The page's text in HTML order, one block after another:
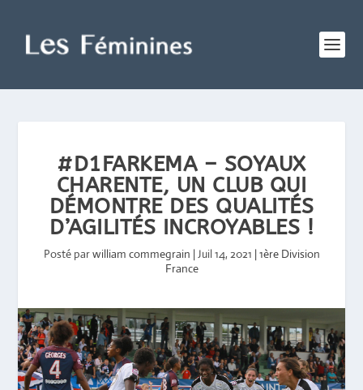
#D1FARKEMA – SOYAUX
CHARENTE, UN CLUB QUI
DÉMONTRE DES QUALITÉS
D’AGILITÉS INCROYABLES !
Posté parwilliam commegrain |Juil 14, 2021 |1ère Division
France